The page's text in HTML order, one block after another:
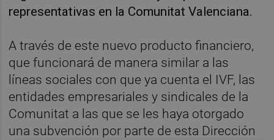
representativas en la Comunitat Valenciana.
A través de este nuevo producto financiero,
que funcionará de manera similar a las
líneas sociales con que ya cuenta el IVF, las
entidades empresariales y sindicales de la
Comunitat a las que se les haya otorgado
una subvención por parte de esta Dirección